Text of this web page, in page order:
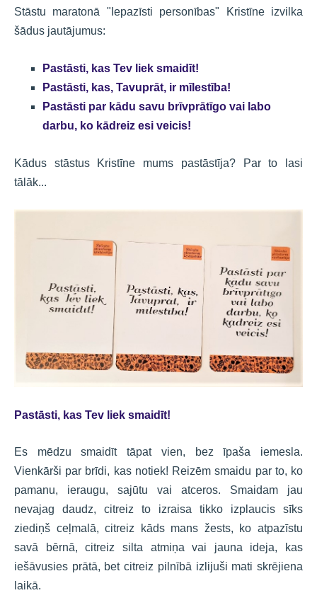
Stāstu maratonā "Iepazīsti personības" Kristīne izvilka
šādus jautājumus:
Pastāsti, kas Tev liek smaidīt!
Pastāsti, kas, Tavuprāt, ir mīlestība!
Pastāsti par kādu savu brīvprātīgo vai labo
darbu, ko kādreiz esi veicis!
Kādus stāstus Kristīne mums pastāstīja? Par to lasi
tālāk...
Pastāsti, kas Tev liek smaidīt!
Es mēdzu smaidīt tāpat vien, bez īpaša iemesla.
Vienkārši par brīdi, kas notiek! Reizēm smaidu par to, ko
pamanu, ieraugu, sajūtu vai atceros. Smaidam jau
nevajag daudz, citreiz to izraisa tikko izplaucis sīks
ziediņš ceļmalā, citreiz kāds mans žests, ko atpazīstu
savā bērnā, citreiz silta atmiņa vai jauna ideja, kas
iešāvusies prātā, bet citreiz pilnībā izlijuši mati skrējiena
laikā.